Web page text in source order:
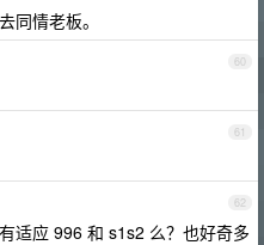
同情老板。
60
61
62
适应 996 和 s1s2 么？也好奇多